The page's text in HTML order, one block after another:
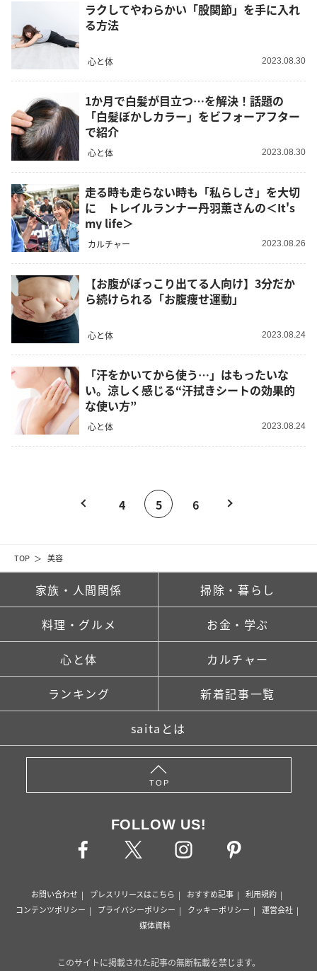
TOP 美容
ラクしてやわらかい「股関節」を手に入れ
る方法
心と体 2023.08.30
1か月で白髪が目立つ…を解決！話題の
「白髪ぼかしカラー」をビフォーアフター
で紹介
心と体 2023.08.30
走る時も走らない時も「私らしさ」を大切
に トレイルランナー丹羽薫さんの＜It's
my life＞
カルチャー 2023.08.26
【お腹がぽっこり出てる人向け】3分だか
ら続けられる「お腹痩せ運動」
心と体 2023.08.24
「汗をかいてから使う…」はもったいな
い。涼しく感じる“汗拭きシートの効果的
な使い方”
心と体 2023.08.24
4 5 6
家族・人間関係 掃除・暮らし
料理・グルメ お金・学ぶ
心と体 カルチャー
ランキング 新着記事一覧
saitaとは
TOP
FOLLOW US!
お問い合わせ プレスリリースはこちら おすすめ記事
利用規約
コンテンツポリシー
プライバシーポリシー クッキーポリシー
運営会社
媒体資料
このサイトに掲載された記事の無断転載を禁じます。